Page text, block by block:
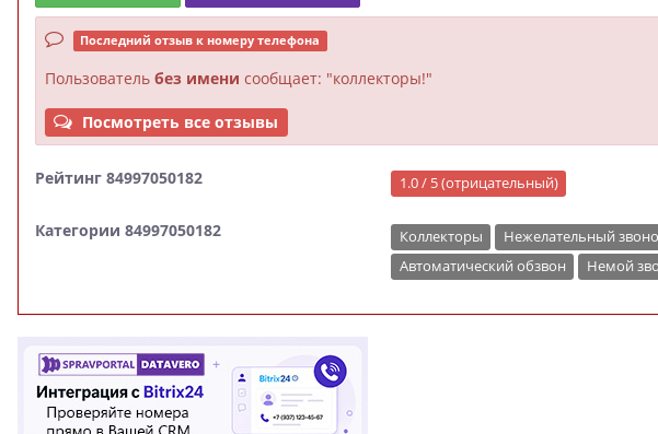
Последний отзыв к номеру телефона
Пользователь без имени сообщает: "коллекторы!"
Посмотреть все отзывы
Рейтинг 84997050182 1.0 / 5 (отрицательный)
Категории 84997050182 Коллекторы Нежелательный
Автоматический обзвон
Немой